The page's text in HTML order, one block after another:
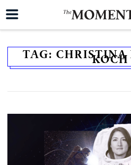
TAG: CHRISTINA
KOCH